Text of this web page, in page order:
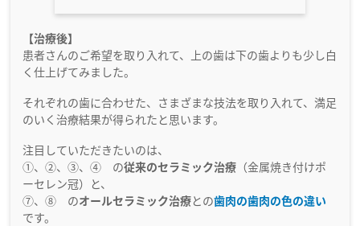
【治療後】
患者さんのご希望を取り入れて、上の歯は下の歯よりも少し白
く仕上げてみました。
それぞれの歯に合わせた、さまざまな技法を取り入れて、満足
のいく治療結果が得られたと思います。
注目していただきたいのは、
①、②、③、④ の従来のセラミック治療 （金属焼き付けポ
ーセレン冠）と、
⑦、⑧ のオールセラミック治療との歯肉の歯肉の色の違い
です。